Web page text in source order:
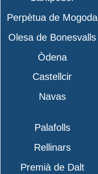
Perpètua de Mogoda
Olesa de Bonesvalls
Òdena
Castellcir
Navas
Palafolls
Rellinars
Premià de Dalt